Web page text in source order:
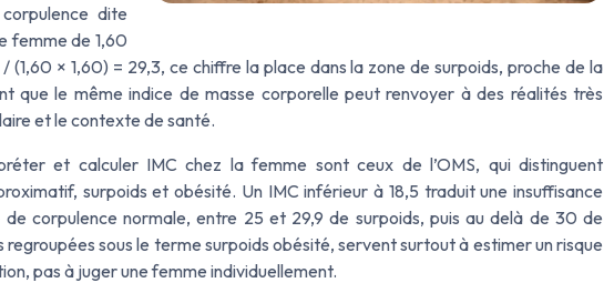
dite
femme de 1,60
× 1,60) = 29,3, ce chiffre la place dans la zone de surpoids, proche de la
que le même indice de masse corporelle peut renvoyer à des réalités très
et le contexte de santé.
et calculer IMC chez la femme sont ceux de l’OMS, qui distinguent
surpoids et obésité. Un IMC inférieur à 18,5 traduit une insuffisance
corpulence normale, entre 25 et 29,9 de surpoids, puis au delà de 30 de
regroupées sous le terme surpoids obésité, servent surtout à estimer un risque
pas à juger une femme individuellement.